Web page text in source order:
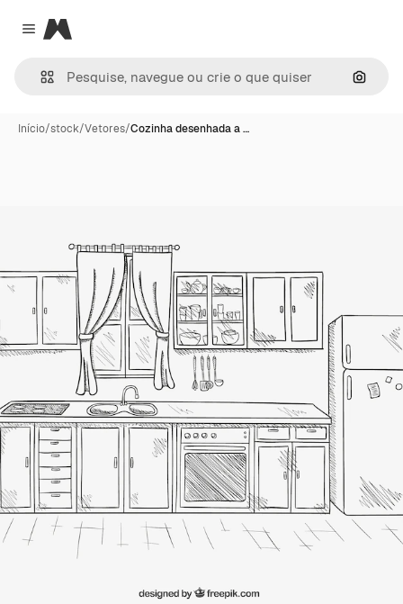
Close menu
Magnific
Início/stock/Vetores/Cozinha desenhada a …